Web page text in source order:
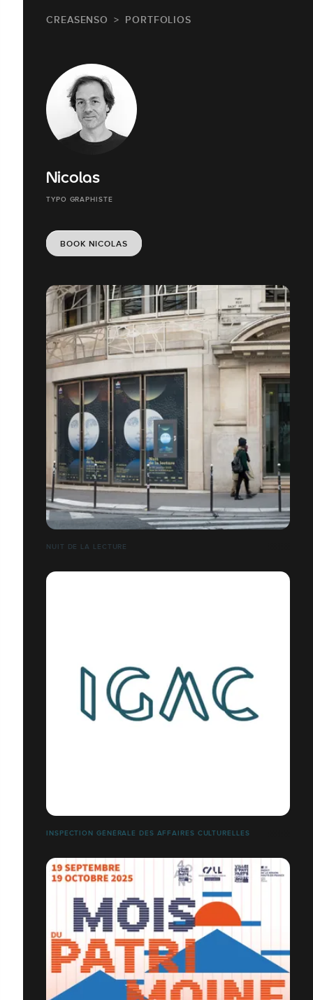
CREASENSO PORTFOLIOS
Nicolas
TYPO GRAPHISTE
BOOK NICOLAS
NUIT DE LA LECTURE
INSPECTION GÉNÉRALE DES AFFAIRES CULTURELLES